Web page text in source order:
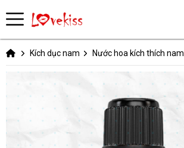
Kích dục nam Nước hoa kích thích nam